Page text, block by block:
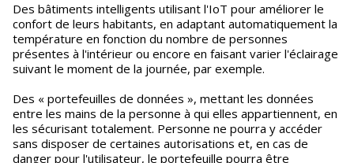
Des bâtiments intelligents utilisant l'IoT pour améliorer le
confort de leurs habitants, en adaptant automatiquement la
température en fonction du nombre de personnes
présentes à l'intérieur ou encore en faisant varier l'éclairage
suivant le moment de la journée, par exemple.
Des « portefeuilles de données », mettant les données
entre les mains de la personne à qui elles appartiennent, en
les sécurisant totalement. Personne ne pourra y accéder
sans disposer de certaines autorisations et, en cas de
danger pour l'utilisateur, le portefeuille pourra être